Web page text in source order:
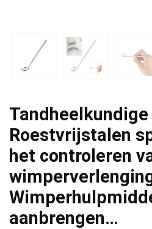
Roestvrijstalen
het controleren
aanbrengen…